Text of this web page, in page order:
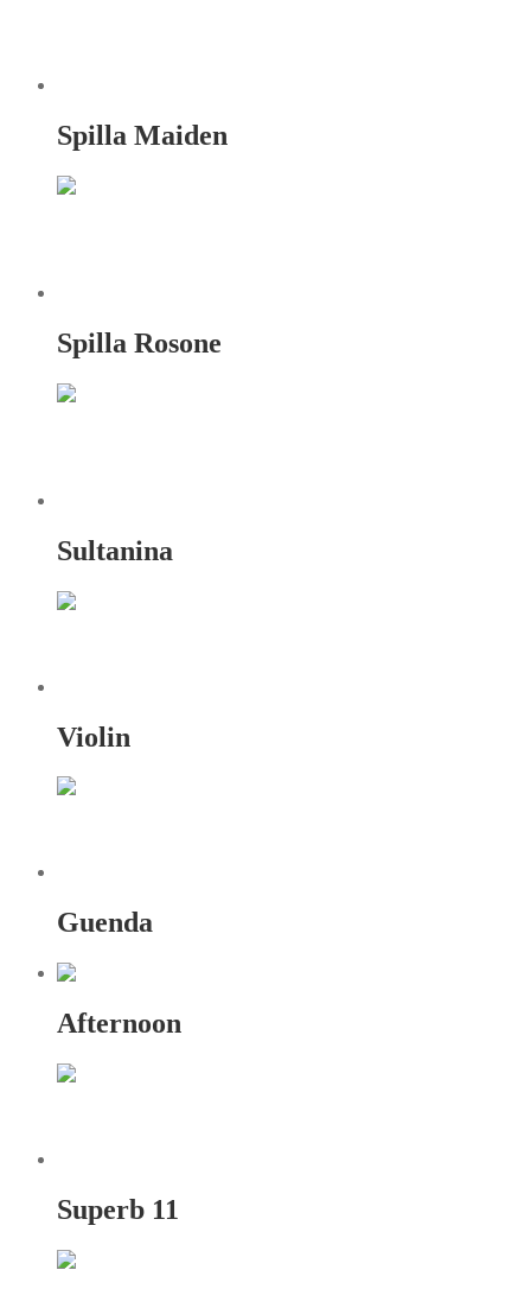
Spilla Maiden
Spilla Rosone
Sultanina
Violin
Guenda
Afternoon
Superb 11